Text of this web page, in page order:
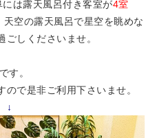
は露天風呂付き客室が4室
天空の露天風呂で星空を眺めな
しくださいませ。
です。
で是非ご利用下さいませ。
↓